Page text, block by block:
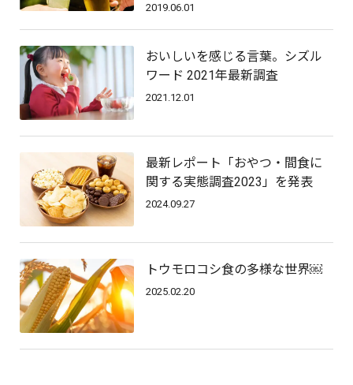
2019.06.01
おいしいを感じる言葉。シズル
ワード 2021年最新調査
2021.12.01
最新レポート「おやつ・間食に
関する実態調査2023」を発表
2024.09.27
トウモロコシ食の多様な世界￼
2025.02.20